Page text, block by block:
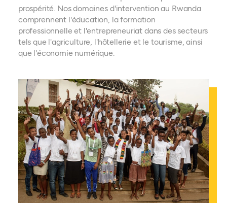
prospérité. Nos domaines d'intervention au Rwanda
comprennent l'éducation, la formation
professionnelle et l'entrepreneuriat dans des secteurs
tels que l'agriculture, l'hôtellerie et le tourisme, ainsi
que l'économie numérique.